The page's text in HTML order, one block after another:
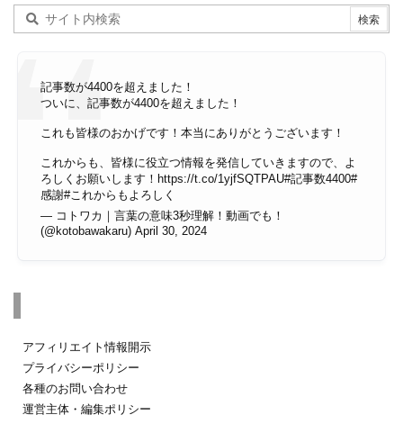
記事数が4400を超えました！
ついに、記事数が4400を超えました！
これも皆様のおかげです！本当にありがとうございます！
これからも、皆様に役立つ情報を発信していきますので、よ
ろしくお願いします！ https://t.co/1yjfSQTPAU#記事数4400#
感謝#これからもよろしく
— コトワカ｜言葉の意味3秒理解！動画でも！
(@kotobawakaru) April 30, 2024
アフィリエイト情報開示
プライバシーポリシー
各種のお問い合わせ
運営主体・編集ポリシー